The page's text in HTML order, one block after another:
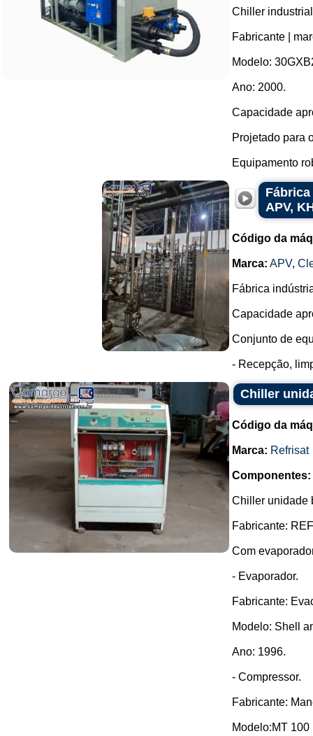
Chiller
Fabricante |
Modelo:
Ano: 2000.
Capacidade
Projetado para
Equipamento
APV,
Código da
Marca: APV,
Fábrica
Capacidade
Conjunto de
- Recepção,
Chiller
Código da
Marca: Refrisat
Componentes:
Chiller unidade
Fabricante:
Com
- Evaporador.
Fabricante:
Modelo: Shell
Ano: 1996.
- Compressor.
Fabricante:
Modelo:MT 100